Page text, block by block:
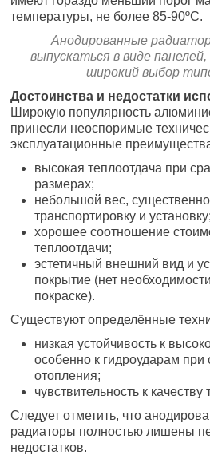
температуры, не более 85-90ºС.
Анодированные
выпускаться в виде
широкий выбор
Достоинства и недостатки
Широкую популярность
принесли неоспоримые
эксплуатационные
высокая теплоотдача при
размерах;
небольшой вес,
транспортировку и установку;
хорошее соотношение
теплоотдачи;
эстетичный внешний вид и
покрытие (нет
покраске).
Существуют определённые
низкая устойчивость к
особенно к гидроударам при
отопления;
чувствительность к качеству
Следует отметить, что
радиаторы полностью лишены
недостатков.